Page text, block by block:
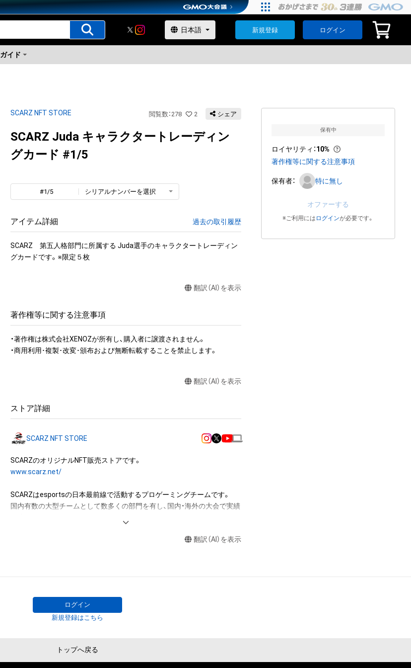
新規登録 ログイン
ガイド
SCARZ NFT STORE 閲覧数 ： 278 2 シェア
SCARZ Juda キャラクタートレーディン
グカード #1/5
#1/5 シリアルナンバーを選択
アイテム詳細 過去の取引履歴
SCARZ　第五人格部門に所属する Juda選手のキャラクタートレーディン
グカードです。※限定５枚
翻訳（AI）を表示
著作権等に関する注意事項
・著作権は株式会社XENOZが所有し、購入者に譲渡されません。
・商用利用･複製･改変･頒布および無断転載することを禁止します。
翻訳（AI）を表示
ストア詳細
SCARZ NFT STORE
www.scarz.net/
SCARZはesportsの日本最前線で活動するプロゲーミングチームです。
国内有数の大型チームとして数多くの部門を有し、国内・海外の大会で実績
本物である意味を言葉に込め『KEEP IT REAL』というスローガンを掲げ、
同全力で応援しサポートできるチーム体制を追求していきます。
翻訳（AI）を表示
保有中
ロイヤリティ ：10%
著作権等に関する注意事項
保有者： 特に無し
オファーする
※ご利用には ログインが必要です。
ログイン
新規登録はこちら
トップへ戻る